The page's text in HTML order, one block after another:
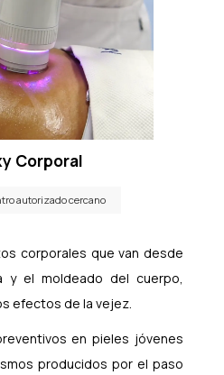
Corporal
autorizado cercano
corporales que van desde
y el moldeado del cuerpo,
efectos de la vejez.
en pieles jóvenes
producidos por el paso